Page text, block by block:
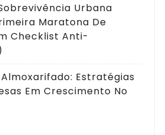
Urbana
Maratona De
Checklist Anti-
Estratégias
Em Crescimento No